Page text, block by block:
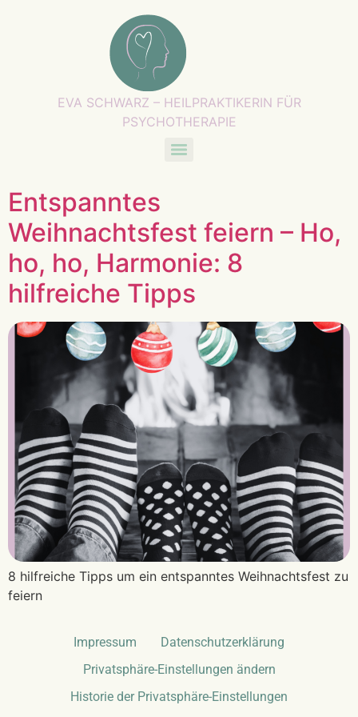
EVA SCHWARZ – HEILPRAKTIKERIN FÜR
PSYCHOTHERAPIE
Entspanntes
Weihnachtsfest feiern – Ho,
ho, ho, Harmonie: 8
hilfreiche Tipps
8 hilfreiche Tipps um ein entspanntes Weihnachtsfest zu
feiern
Impressum
Datenschutzerklärung
Privatsphäre-Einstellungen ändern
Historie der Privatsphäre-Einstellungen